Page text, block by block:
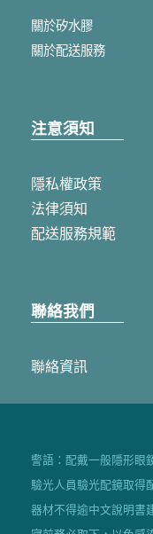
關於矽水膠
關於配送服務
注意須知
隱私權政策
法律須知
配送服務規範
聯絡我們
聯絡資訊
警語：配戴一般隱形眼
驗光人員驗光配鏡取得
器材不得逾中文說明書